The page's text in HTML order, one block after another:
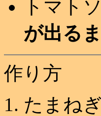
トマト
が出る
作り方
たまね